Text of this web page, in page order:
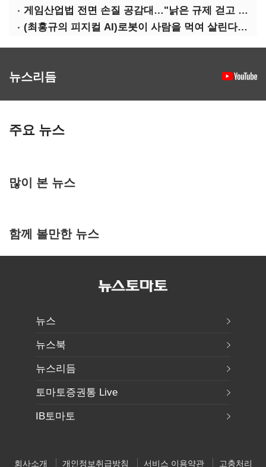
게임산업법 전면 손질 공감대…"낡은 규제 걷고 안전장치 촘촘히 해야"
(최홍규의 피지컬 AI)로봇이 사람을 먹여 살린다, 그런데 언제 먹여야 할지는 모른다
뉴스리듬
주요 뉴스
많이 본 뉴스
함께 볼만한 뉴스
뉴스
뉴스북
뉴스리듬
토마토증권통 Live
IB토마토
회사소개 개인정보취급방침 서비스 이용약관 고충처리